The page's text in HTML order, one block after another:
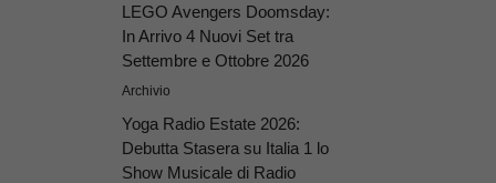
LEGO Avengers Doomsday:
In Arrivo 4 Nuovi Set tra
Settembre e Ottobre 2026
Archivio
Yoga Radio Estate 2026:
Debutta Stasera su Italia 1 lo
Show Musicale di Radio